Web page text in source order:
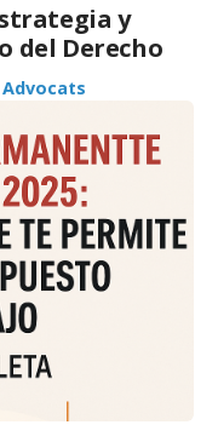
y
del Derecho